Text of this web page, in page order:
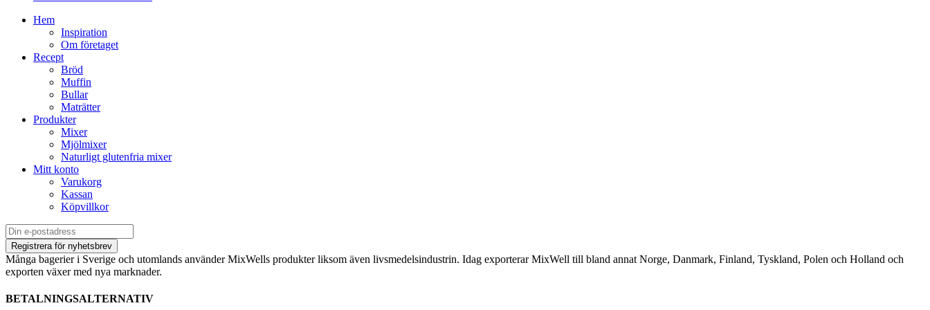
Hem
Inspiration
Om företaget
Recept
Bröd
Muffin
Bullar
Maträtter
Produkter
Mixer
Mjölmixer
Naturligt glutenfria mixer
Mitt konto
Varukorg
Kassan
Köpvillkor
Många bagerier i Sverige och utomlands använder MixWells produkter liksom även livsmedelsindustrin. Idag exporterar MixWell till bland annat Norge, Danmark, Finland, Tyskland, Polen och Holland och
exporten växer med nya marknader.
BETALNINGSALTERNATIV